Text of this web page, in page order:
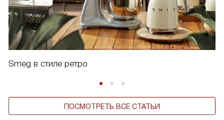
Smeg в стиле ретро
ПОСМОТРЕТЬ ВСЕ СТАТЬИ